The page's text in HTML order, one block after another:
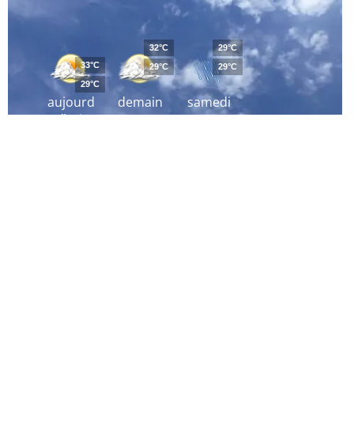
aujourd
´hui
33°C
29°C
demain
32°C
29°C
samedi
29°C
29°C